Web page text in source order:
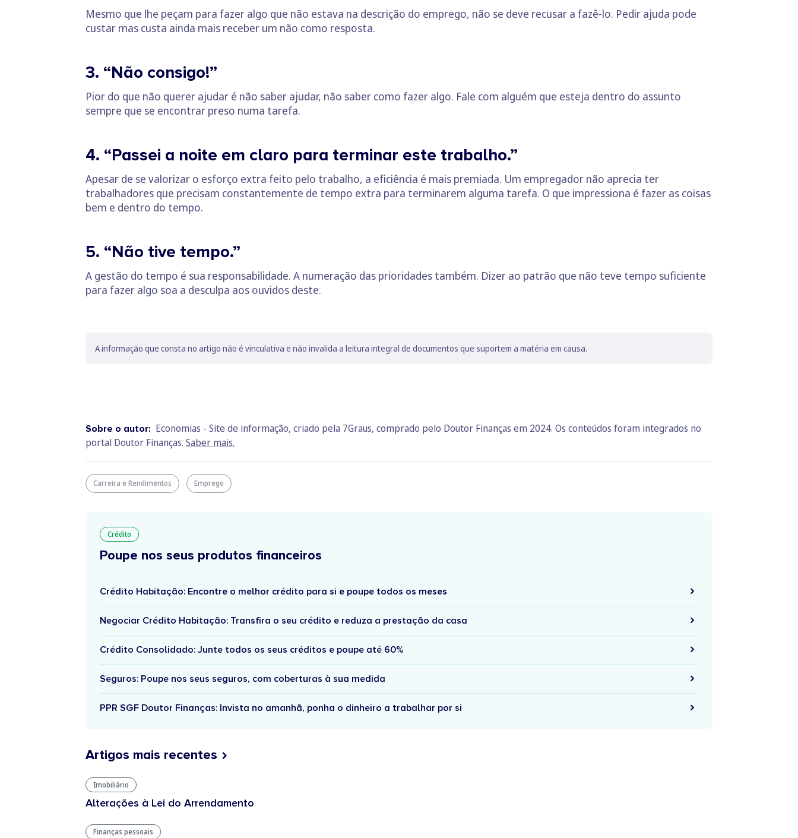
Mesmo que lhe peçam para fazer algo que não estava na descrição do emprego, não se deve recusar a fazê-lo. Pedir ajuda pode
custar mas custa ainda mais receber um não como resposta.
3. “Não consigo!”
Pior do que não querer ajudar é não saber ajudar, não saber como fazer algo. Fale com alguém que esteja dentro do assunto
sempre que se encontrar preso numa tarefa.
4. “Passei a noite em claro para terminar este trabalho.”
Apesar de se valorizar o esforço extra feito pelo trabalho, a eficiência é mais premiada. Um empregador não aprecia ter
trabalhadores que precisam constantemente de tempo extra para terminarem alguma tarefa. O que impressiona é fazer as coisas
bem e dentro do tempo.
5. “Não tive tempo.”
A gestão do tempo é sua responsabilidade. A numeração das prioridades também. Dizer ao patrão que não teve tempo suficiente
para fazer algo soa a desculpa aos ouvidos deste.
A informação que consta no artigo não é vinculativa e não invalida a leitura integral de documentos que suportem a matéria em causa.
Sobre o autor: Economias - Site de informação, criado pela 7Graus, comprado pelo Doutor Finanças em 2024. Os conteúdos foram integrados no
portal Doutor Finanças. Saber mais.
Carreira e Rendimentos Emprego
Crédito
Poupe nos seus produtos financeiros
Crédito Habitação: Encontre o melhor crédito para si e poupe todos os meses
Negociar Crédito Habitação: Transfira o seu crédito e reduza a prestação da casa
Crédito Consolidado: Junte todos os seus créditos e poupe até 60%
Seguros: Poupe nos seus seguros, com coberturas à sua medida
PPR SGF Doutor Finanças: Invista no amanhã, ponha o dinheiro a trabalhar por si
Artigos mais recentes
Imobiliário
Alterações à Lei do Arrendamento
Finanças pessoais